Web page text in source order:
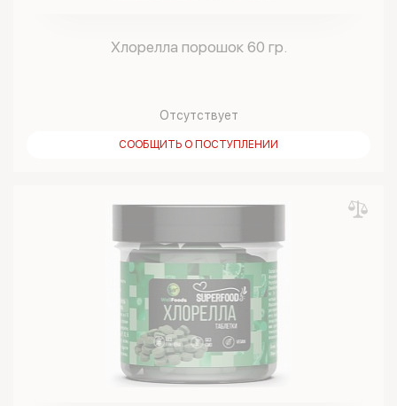
Хлорелла порошок 60 гр.
Отсутствует
СООБЩИТЬ О ПОСТУПЛЕНИИ